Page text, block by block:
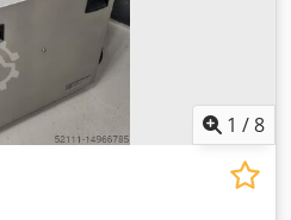
1 /8